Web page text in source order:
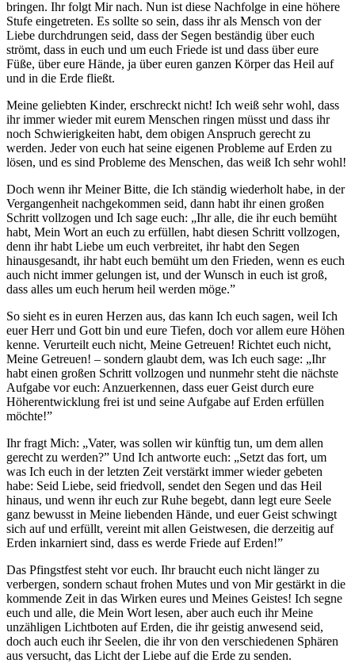
bringen. Ihr folgt Mir nach. Nun ist diese Nachfolge in eine höhere
Stufe eingetreten. Es sollte so sein, dass ihr als Mensch von der
Liebe durchdrungen seid, dass der Segen beständig über euch
strömt, dass in euch und um euch Friede ist und dass über eure
Füße, über eure Hände, ja über euren ganzen Körper das Heil auf
und in die Erde fließt.
Meine geliebten Kinder, erschreckt nicht! Ich weiß sehr wohl, dass
ihr immer wieder mit eurem Menschen ringen müsst und dass ihr
noch Schwierigkeiten habt, dem obigen Anspruch gerecht zu
werden. Jeder von euch hat seine eigenen Probleme auf Erden zu
lösen, und es sind Probleme des Menschen, das weiß Ich sehr wohl!
Doch wenn ihr Meiner Bitte, die Ich ständig wiederholt habe, in der
Vergangenheit nachgekommen seid, dann habt ihr einen großen
Schritt vollzogen und Ich sage euch: „Ihr alle, die ihr euch bemüht
habt, Mein Wort an euch zu erfüllen, habt diesen Schritt vollzogen,
denn ihr habt Liebe um euch verbreitet, ihr habt den Segen
hinausgesandt, ihr habt euch bemüht um den Frieden, wenn es euch
auch nicht immer gelungen ist, und der Wunsch in euch ist groß,
dass alles um euch herum heil werden möge.”
So sieht es in euren Herzen aus, das kann Ich euch sagen, weil Ich
euerHerrund Gott bin und eure Tiefen, doch vor allem eure Höhen
kenne. Verurteilt euch nicht, Meine Getreuen! Richtet euch nicht,
Meine Getreuen! – sondern glaubt dem, was Ich euch sage: „Ihr
habt einen großen Schritt vollzogen und nunmehr steht die nächste
Aufgabe vor euch: Anzuerkennen, dass euer Geist durch eure
Höherentwicklung frei ist und seine Aufgabe auf Erden erfüllen
möchte!”
Ihr fragt Mich: „Vater, was sollen wir künftig tun, um dem allen
gerecht zu werden?” Und Ich antworte euch: „Setzt das fort, um
was Ich euch in der letzten Zeit verstärkt immer wieder gebeten
habe: Seid Liebe, seid friedvoll, sendet den Segen und das Heil
hinaus, und wenn ihr euch zur Ruhe begebt, dann legt eure Seele
ganz bewusst in Meine liebenden Hände, und euer Geist schwingt
sich auf und erfüllt, vereint mit allen Geistwesen, die derzeitig auf
Erden inkarniert sind, dass es werde Friede auf Erden!”
Das Pfingstfest steht vor euch. Ihr braucht euch nicht länger zu
verbergen, sondern schaut frohen Mutes und von Mir gestärkt in die
kommende Zeit in das Wirken eures und Meines Geistes! Ich segne
euch und alle, die Mein Wort lesen, aber auch euch ihr Meine
unzähligen Lichtboten auf Erden, die ihr geistig anwesend seid,
doch auch euch ihr Seelen, die ihr von den verschiedenen Sphären
aus versucht, das Licht der Liebe auf die Erde zu senden.